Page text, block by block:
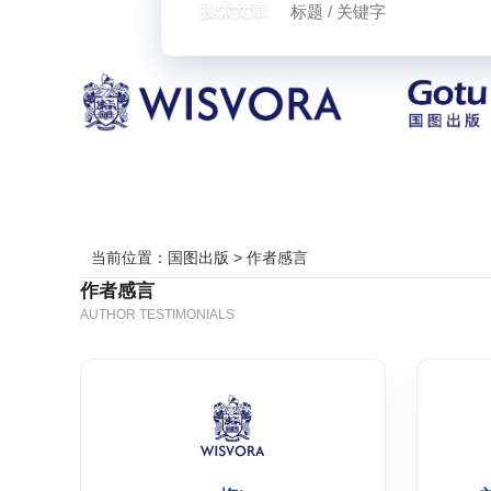
搜索文章:
当前位置： 国图出版 > 作者感言
作者感言
AUTHOR TESTIMONIALS